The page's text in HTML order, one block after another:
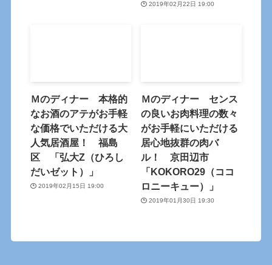
2019年02月22日 19:00
Ｍのディナー 本格的
なお酒のアテがお手軽
な価格でいただける大
人気居酒屋！ 福島
区 「弘大Z（ひろし
だいゼット）」
2019年02月15日 19:00
Ｍのディナー センス
の良いお肉料理の数々
がお手軽にいただける
居心地抜群の肉バ
ル！ 京田辺市
「KOKORO29（ココ
ロニーキュー）」
2019年01月30日 19:30